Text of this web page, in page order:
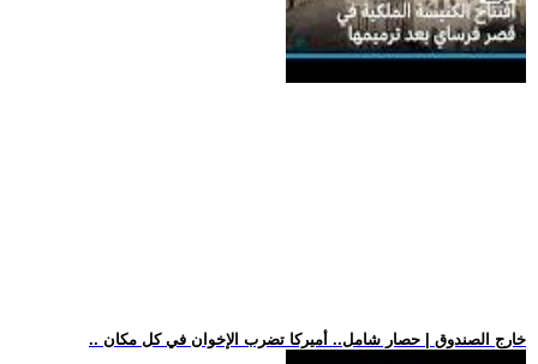
.. خارج الصندوق | حصار شامل.. أميركا تضرب الإخوان في كل مكان